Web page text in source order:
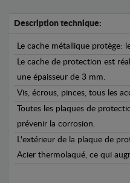
Description technique:
Le cache métallique protège:
Le cache de protection est
une épaisseur de 3 mm.
Vis, écrous, pinces, tous les
Toutes les plaques de
prévenir la corrosion.
L'extérieur de la plaque de
Acier thermolaqué, ce qui